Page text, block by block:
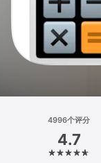
4996个评分
4.7